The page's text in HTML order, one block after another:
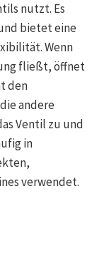
nutzt. Es
bietet eine
Wenn
fließt, öffnet
den
andere
Ventil zu und
in
verwendet.